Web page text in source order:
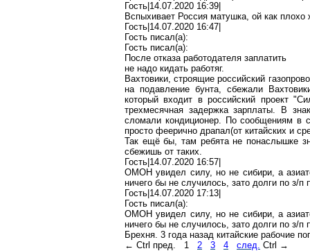
Гость|14.07.2020 16:39|
Вспыхивает Россия матушка, ой как
Гость|14.07.2020 16:47|
Гость писал(a):
Гость писал(a):
После отказа работодателя заплатить
не надо кидать работяг.
Вахтовики,строящие российский
на подавление бунта, сбежали
который входит в российский проект
трехмесячная задержка зарплаты. В
сломали кондиционер. По сообщениям в
просто феерично драпал(от китайских и
Так ещё бы, там ребята не понаслышке
сбежишь от таких.
Гость|14.07.2020 16:57|
ОМОН увидел силу, но не сибири, а
ничего бы не случилось, зато долги по з/п
Гость|14.07.2020 17:13|
Гость писал(a):
ОМОН увидел силу, но не сибири, а
ничего бы не случилось, зато долги по з/п
Брехня. 3 года назад китайские рабочие
← Ctrl пред. 1 2 3 4 след. Ctrl →